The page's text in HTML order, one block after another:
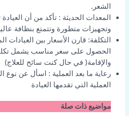
الشعر.
المعدات الحديثة : تأكد من أن
وتجهيزات متطورة وتتمتع بنظافة
التكلفة: قارن الأسعار بين
الحصول على سعر مناسب يشمل تكلفة
والإقامة( في حال كنت سائح للعلاج)
رعاية ما بعد العملية : اسأل عن نوع
العملية التي تقدمها العيادة
مواضيع ذات صلة